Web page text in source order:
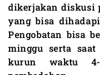
dikerjakan diskusi
yang bisa
Pengobatan bisa
minggu serta
kurun waktu